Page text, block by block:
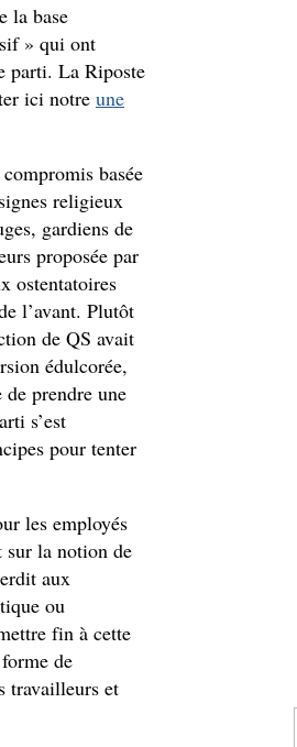
la base
» qui ont
parti. La Riposte
ici notre une
basée
religieux
gardiens de
proposée par
ostentatoires
l’avant. Plutôt
de QS avait
édulcorée,
prendre une
s’est
pour tenter
les employés
sur la notion de
aux
ou
fin à cette
de
travailleurs et